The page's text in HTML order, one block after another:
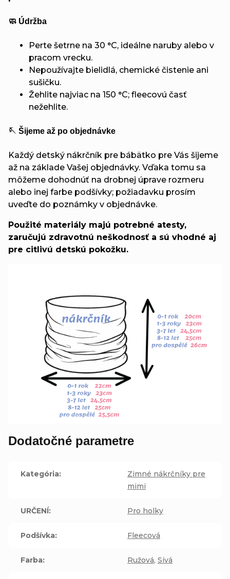
🧼 Údržba
Perte šetrne na 30 °C, ideálne naruby alebo v
pracom vrecku.
Nepoužívajte bielidlá, chemické čistenie ani
sušičku.
Žehlite najviac na 150 °C; fleecovú časť
nežehlite.
🪡 Šijeme až po objednávke
Každý detský nákrčník pre bábätko pre Vás šijeme
až na základe Vašej objednávky. Vďaka tomu sa
môžeme dohodnúť na drobnej úprave rozmeru
alebo inej farbe podšívky; požiadavku prosím
uveďte do poznámky v objednávke.
Použité materiály majú potrebné atesty,
zaručujú zdravotnú neškodnosť a sú vhodné aj
pre citlivú detskú pokožku.
Dodatočné parametre
Kategória:
Zimné nákrčníky pre
mimi
URČENÍ: Pro holky
Podšívka: Fleecová
Farba: Ružová, Sivá